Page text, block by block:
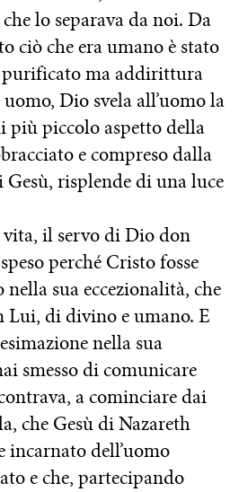
lo separava da noi. Da
ciò che era umano è stato
purificato ma addirittura
Dio svela all’uomo la
più piccolo aspetto della
e compreso dalla
risplende di una luce
vita, il servo di Dio don
perché Cristo fosse
sua eccezionalità, che
Lui, di divino e umano. E
nella sua
smesso di comunicare
a cominciare dai
che Gesù di Nazareth
incarnato dell’uomo
e che, partecipando